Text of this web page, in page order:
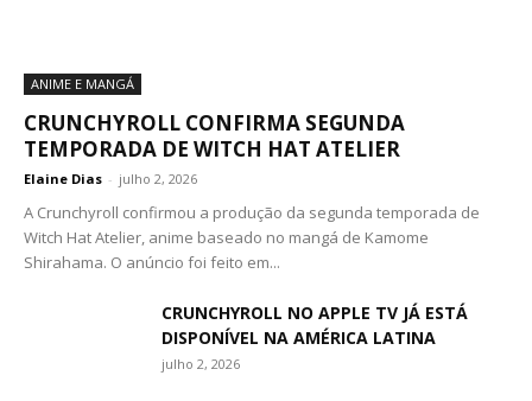
ANIME E MANGÁ
CRUNCHYROLL CONFIRMA SEGUNDA
TEMPORADA DE WITCH HAT ATELIER
Elaine Dias - julho 2, 2026
A Crunchyroll confirmou a produção da segunda temporada de
Witch Hat Atelier, anime baseado no mangá de Kamome
Shirahama. O anúncio foi feito em...
CRUNCHYROLL NO APPLE TV JÁ ESTÁ
DISPONÍVEL NA AMÉRICA LATINA
julho 2, 2026